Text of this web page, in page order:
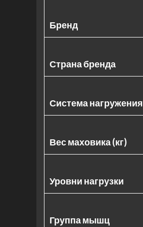
Бренд
Страна бренда
Система нагружения
Вес маховика (кг)
Уровни нагрузки
Группа мышц